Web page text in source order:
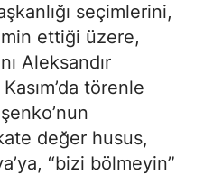
seçimlerini,
ettiği üzere,
Aleksandır
törenle
değer husus,
“bizi bölmeyin”